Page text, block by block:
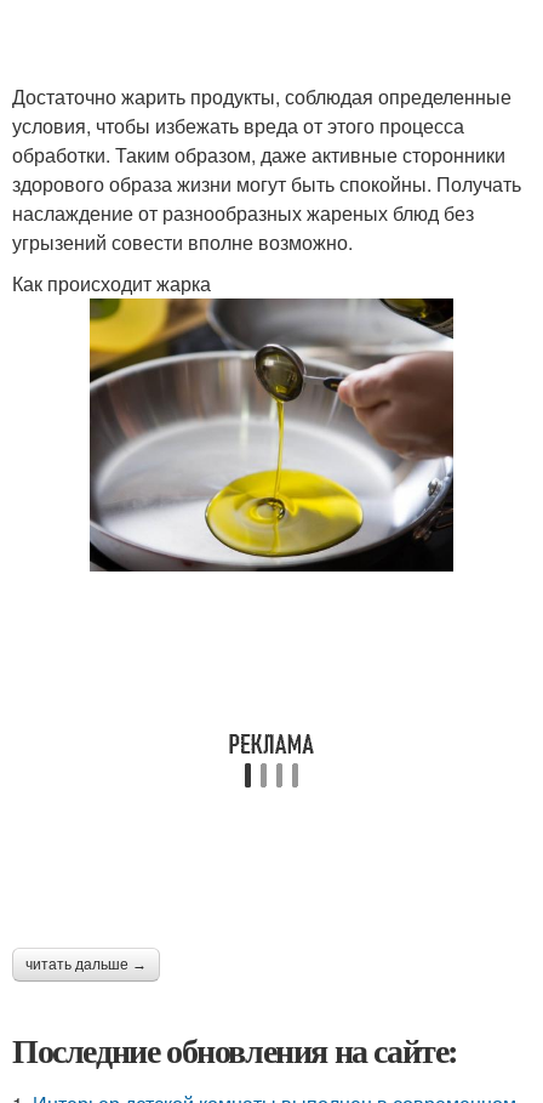
Достаточно жарить продукты, соблюдая определенные
условия, чтобы избежать вреда от этого процесса
обработки. Таким образом, даже активные сторонники
здорового образа жизни могут быть спокойны. Получать
наслаждение от разнообразных жареных блюд без
угрызений совести вполне возможно.
Как происходит жарка
читать дальше →
Последние обновления на сайте: